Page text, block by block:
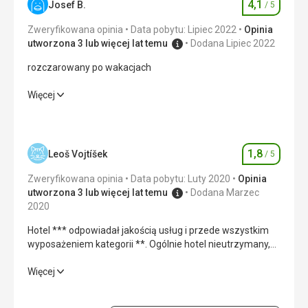
Josef B. Ocena
4,1 / 5
Zweryfikowana opinia Data pobytu: Lipiec 2022
Opinia
utworzona 3 lub więcej lat temu
Dodana Lipiec 2022
rozczarowany po wakacjach
rozczarowany po wakacjach
Zakwaterowanie 5,0/ 5
Okolica 5,0
Usługi
Cena 1,0/ 5
Plaża
Więcej
Leoš Vojtíšek Ocena
1,8 / 5
Zweryfikowana opinia Data pobytu: Luty 2020
Opinia
utworzona 3 lub więcej lat temu
Dodana Marzec
2020
Hotel *** odpowiadał jakością usług i przede wszystkim
wyposażeniem kategorii **. Ogólnie hotel nieutrzymany,
odpowiadało, niewystarczający wybór jedzenia,
Hotel *** odpowiadał jakością usług i przede wszystkim
Więcej